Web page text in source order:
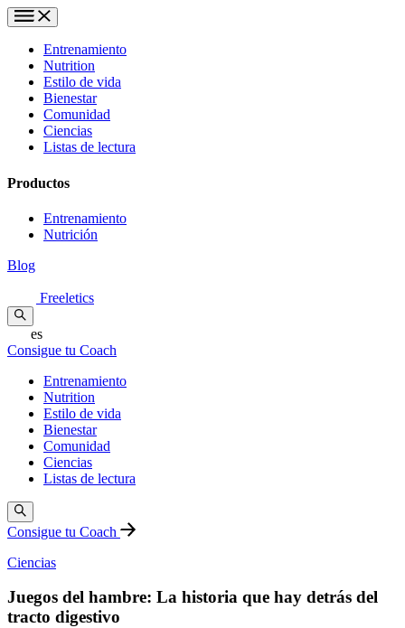
Entrenamiento
Nutrition
Estilo de vida
Bienestar
Comunidad
Ciencias
Listas de lectura
Productos
Entrenamiento
Nutrición
Blog
Freeletics
es
Consigue tu Coach
Entrenamiento
Nutrition
Estilo de vida
Bienestar
Comunidad
Ciencias
Listas de lectura
Consigue tu Coach
Ciencias
Juegos del hambre: La historia que hay detrás del
tracto digestivo